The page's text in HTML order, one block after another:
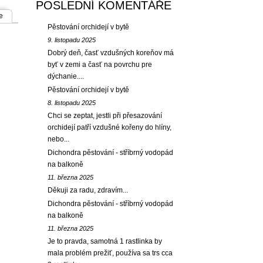
POSLEDNÍ KOMENTÁŘE
Pěstování orchidejí v bytě
9. listopadu 2025
Dobrý deň, časť vzdušných koreňov má
byť v zemi a časť na povrchu pre
dýchanie....
Pěstování orchidejí v bytě
8. listopadu 2025
Chci se zeptat, jestli při přesazování
orchidejí patří vzdušné kořeny do hlíny,
nebo...
Dichondra pěstování - stříbrný vodopád
na balkoně
11. března 2025
Děkuji za radu, zdravím...
Dichondra pěstování - stříbrný vodopád
na balkoně
11. března 2025
Je to pravda, samotná 1 rastlinka by
mala problém prežiť, používa sa trs cca